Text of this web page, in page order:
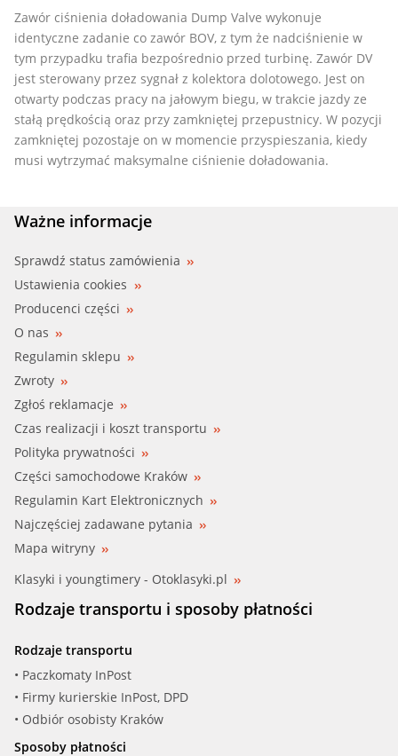
Zawór ciśnienia doładowania Dump Valve wykonuje
identyczne zadanie co zawór BOV, z tym że nadciśnienie w
tym przypadku trafia bezpośrednio przed turbinę. Zawór DV
jest sterowany przez sygnał z kolektora dolotowego. Jest on
otwarty podczas pracy na jałowym biegu, w trakcie jazdy ze
stałą prędkością oraz przy zamkniętej przepustnicy. W pozycji
zamkniętej pozostaje on w momencie przyspieszania, kiedy
musi wytrzymać maksymalne ciśnienie doładowania.
Ważne informacje
Sprawdź status zamówienia
Ustawienia cookies
Producenci części
O nas
Regulamin sklepu
Zwroty
Zgłoś reklamacje
Czas realizacji i koszt transportu
Polityka prywatności
Części samochodowe Kraków
Regulamin Kart Elektronicznych
Najczęściej zadawane pytania
Mapa witryny
Klasyki i youngtimery - Otoklasyki.pl
Rodzaje transportu i sposoby płatności
Rodzaje transportu
• Paczkomaty InPost
• Firmy kurierskie InPost, DPD
• Odbiór osobisty Kraków
Sposoby płatności